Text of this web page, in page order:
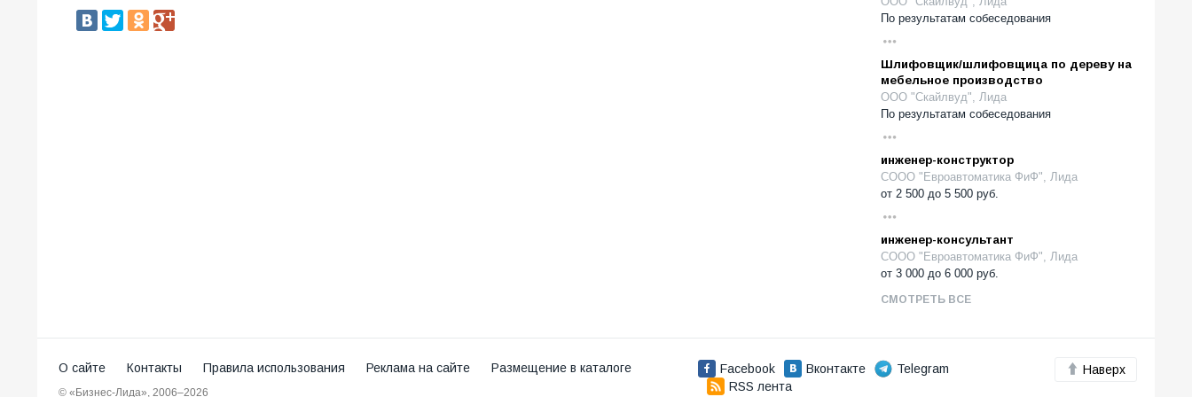
По результатам собеседования
Шлифовщик/шлифовщица по дереву на
мебельное производство
ООО "Скайлвуд", Лида
По результатам собеседования
инженер-конструктор
СООО "Евроавтоматика ФиФ", Лида
от 2 500 до 5 500 руб.
инженер-консультант
СООО "Евроавтоматика ФиФ", Лида
от 3 000 до 6 000 руб.
СМОТРЕТЬ ВСЕ
О сайте Контакты Правила использования Реклама на сайте Размещение в каталоге
© «Бизнес-Лида», 2006–2026
Facebook Вконтакте
Telegram
RSS лента
Наверх